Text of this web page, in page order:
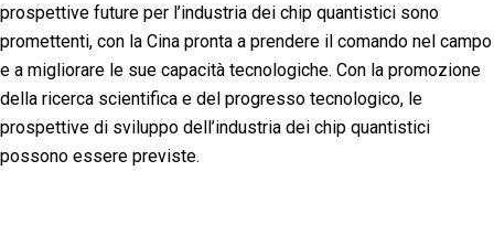
prospettive future per l’industria dei chip quantistici sono
promettenti, con la Cina pronta a prendere il comando nel campo
e a migliorare le sue capacità tecnologiche. Con la promozione
della ricerca scientifica e del progresso tecnologico, le
prospettive di sviluppo dell’industria dei chip quantistici
possono essere previste.